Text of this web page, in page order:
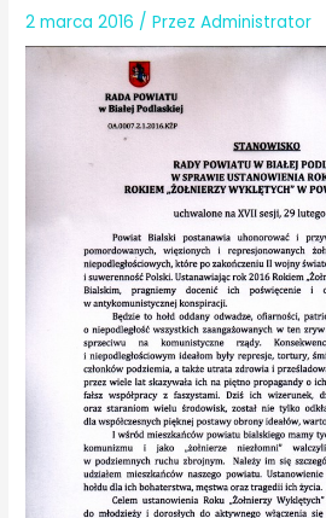
2 marca 2016 / PrzezAdministrator